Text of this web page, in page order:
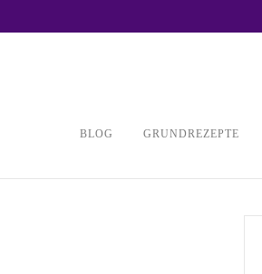
BLOG GRUNDREZEPTE